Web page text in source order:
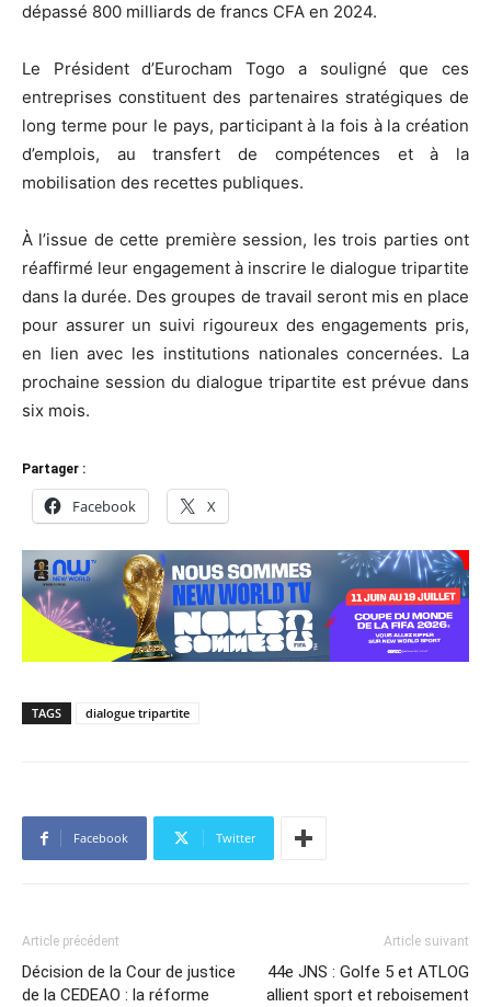
dépassé 800 milliards de francs CFA en 2024.
Le Président d’Eurocham Togo a souligné que ces
entreprises constituent des partenaires stratégiques de
long terme pour le pays, participant à la fois à la création
d’emplois, au transfert de compétences et à la
mobilisation des recettes publiques.
À l’issue de cette première session, les trois parties ont
réaffirmé leur engagement à inscrire le dialogue tripartite
dans la durée. Des groupes de travail seront mis en place
pour assurer un suivi rigoureux des engagements pris,
en lien avec les institutions nationales concernées. La
prochaine session du dialogue tripartite est prévue dans
six mois.
Partager :
Facebook X
TAGS dialogue tripartite
Facebook Twitter
Article précédent
Décision de la Cour de justice
de la CEDEAO : la réforme
Article suivant
44e JNS : Golfe 5 et ATLOG
allient sport et reboisement